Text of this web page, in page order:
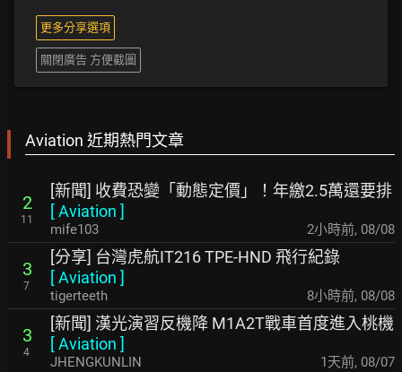
更多分享選項
關閉廣告 方便截圖
Aviation 近期熱門文章
2
11
[新聞] 收費恐變「動態定價」！年繳2.5萬還要排
[Aviation ]
mife103 2小時前, 08/08
3
7
[分享] 台灣虎航IT216 TPE-HND 飛行紀錄
[Aviation ]
tigerteeth 8小時前, 08/08
3
4
[新聞] 漢光演習反機降 M1A2T戰車首度進入桃機
[Aviation ]
JHENGKUNLIN 1天前, 08/07